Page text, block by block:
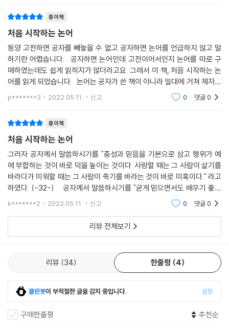
비평가들은 공자를 관념주의자나 현실을 모르는 사람으로 치부한다. 그러
나 이것은 잘못된 평가다. 실제 공자는 권력이 실천의 동력이라는 것을 정
확하게 파악하고 있었던 현실주의자라 할 수 있다. 그래서 그는 정치활동
을 통해 천하를 바로 잡고자 계층을 가리지 않고 수많은 대화를 나누었으
며 끝없는 유랑을 했던 것이다. 이러한 공자가 가장 혹독하게 비판받은 것
은 문화대혁명 때였다. 홍위병들은 공자의 무덤을 파헤쳐 공자가 확실히
죽어 있음을 확인했다. 8년 후에 모택동의 후계자 임표와 함께 끌려나와
이른바 비림비공(批林批孔) 운동의 표적이 되었다. 그러나 모택동의 홍
위병들이 공자를 완전히 죽였는가! 아니다. 결코 죽이지 못했다. 공자는 그
들이 죽여도, 죽여도 더욱 화려하게 부활했다. 공자는 죽이면 죽일수록 불
사신처럼 다시 살아났다. 어떻게 살아났을까? 중국은 전 세계적으로 다시
살아난 공자사상과 함께 2010년 1월 11일 천안문 광장 옆에 높이 7.9m의
공자상을 세웠다. 모택동의 대형 초상화와 비스듬히 마주보는 곳에 공자는
위풍당당하고 화려하게 부활한 것이다.
그래서 우리는 독자들을 위해 중국 역대 사상 가장 광범위한 영향력을 발
휘한 고전 중에서 사람들에게 널리 알려진 명언만을 엄선했다. 그리하여
독자들이 일상생활에서 자주 접했던 명언들의 유래와 쓰임을 쉽게 이해할
수 있도록 고전의 새로운 장(場)을 마련했다.
이 책은 명언 한 문장을 중심으로 각각 ‘명언 이야기’, ‘지혜가 꼬리를 무는
기’에는 명언이 생겨난 배경과 이야기를 실었다. 이를 통해 독자들이 명언
종이책
처음 시작하는 논어
동양 고전하면 공자를 빼놓을 수 없고 공자하면 논어를 언급하지 않고 말
하기란 어렵습니다. 공자하면 논어인데 고전이어서인지 논어를 따로 구
매하였는데도 쉽게 읽히지가 않더라고요. 그래서 이 책, 처음 시작하는 논
어를 읽게 되었습니다. 논어는 공자가 쓴 책이 아니라 일대에 거쳐 제자들
이 공자의 말을 기리기 위해 쓴 책으로 알고 있는데 책머리에서 말하길 논
어의 논은
p*******3 2022.05.11. 신고 0 댓글0
종이책
처음 시작하는 논어
그러자 공자께서 말씀하시기를 "충성과 믿음을 기본으로 삼고 행위가 예
에 부합하는 것이 바로 덕을 높이는 것이다. 사랑할 때는 그 사람이 살기를
바라다가 미워할 때는 그 사람이 죽기를 바라는 것이 바로 미혹이다." 라고
하였다. (-32-) 공자께서 말씀하시기를 "굳게 믿으면서도 배우기 좋아
하고 죽음으로 비키면서 도를 잘 수행해야 한다. 위태로
k*******2 2022.05.11. 신고 0 댓글0
리뷰 전체보기
리뷰 34 한줄평 4
클린봇이 부적절한 글을 감지 중입니다. 설정
구매한줄평 추천순